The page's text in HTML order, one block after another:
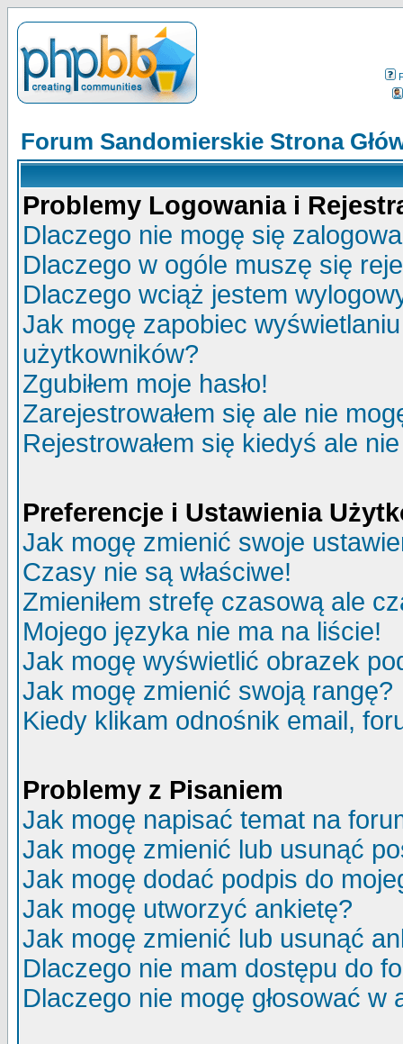
Forum Sandomierskie Strona
Problemy Logowania i
Dlaczego nie mogę się
Dlaczego w ogóle muszę się
Dlaczego wciąż jestem
Jak mogę zapobiec
użytkowników?
Zgubiłem moje hasło!
Zarejestrowałem się ale nie
Rejestrowałem się kiedyś ale
Preferencje i Ustawienia
Jak mogę zmienić swoje
Czasy nie są właściwe!
Zmieniłem strefę czasową ale
Mojego języka nie ma na liście!
Jak mogę wyświetlić obrazek
Jak mogę zmienić swoją rangę?
Kiedy klikam odnośnik email,
Problemy z Pisaniem
Jak mogę napisać temat na
Jak mogę zmienić lub usunąć
Jak mogę dodać podpis do
Jak mogę utworzyć ankietę?
Jak mogę zmienić lub usunąć
Dlaczego nie mam dostępu do
Dlaczego nie mogę głosować w